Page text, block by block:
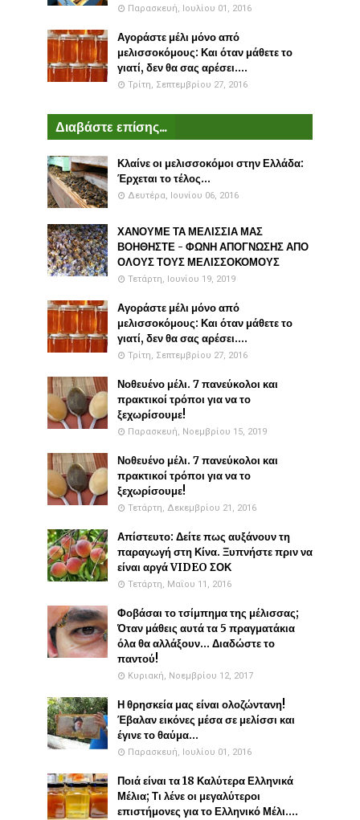
Παρασκευή, Ιουλίου 01, 2016
Αγοράστε μέλι μόνο από
μελισσοκόμους: Και όταν μάθετε το
γιατί, δεν θα σας αρέσει....
Τρίτη, Σεπτεμβρίου 27, 2016
Διαβάστε επίσης...
Κλαίνε οι μελισσοκόμοι στην Ελλάδα:
Έρχεται το τέλος...
Δευτέρα, Ιουνίου 06, 2016
ΧΑΝΟΥΜΕ ΤΑ ΜΕΛΙΣΣΙΑ ΜΑΣ
ΒΟΗΘΗΣΤΕ - ΦΩΝΗ ΑΠΟΓΝΩΣΗΣ ΑΠΟ
ΟΛΟΥΣ ΤΟΥΣ ΜΕΛΙΣΣΟΚΟΜΟΥΣ
Τετάρτη, Ιουνίου 19, 2019
Αγοράστε μέλι μόνο από
μελισσοκόμους: Και όταν μάθετε το
γιατί, δεν θα σας αρέσει....
Τρίτη, Σεπτεμβρίου 27, 2016
Νοθευένο μέλι. 7 πανεύκολοι και
πρακτικοί τρόποι για να το
ξεχωρίσουμε!
Παρασκευή, Νοεμβρίου 15, 2019
Νοθευένο μέλι. 7 πανεύκολοι και
πρακτικοί τρόποι για να το
ξεχωρίσουμε!
Τετάρτη, Δεκεμβρίου 21, 2016
Απίστευτο: Δείτε πως αυξάνουν τη
παραγωγή στη Κίνα. Ξυπνήστε πριν να
είναι αργά VIDEO ΣΟΚ
Τετάρτη, Μαΐου 11, 2016
Φοβάσαι το τσίμπημα της μέλισσας;
Όταν μάθεις αυτά τα 5 πραγματάκια
όλα θα αλλάξουν... Διαδώστε το
παντού!
Κυριακή, Νοεμβρίου 12, 2017
Η θρησκεία μας είναι ολοζώντανη!
Έβαλαν εικόνες μέσα σε μελίσσι και
έγινε το θαύμα...
Παρασκευή, Ιουλίου 01, 2016
Ποιά είναι τα 18 Καλύτερα Ελληνικά
Μέλια; Τι λένε οι μεγαλύτεροι
επιστήμονες για το Ελληνικό Μέλι....